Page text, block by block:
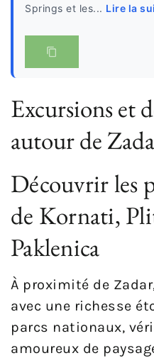
Springs et les... Lire la
Excursions et
autour de
Découvrir les
de Kornati,
Paklenica
À proximité de
avec une richesse
parcs nationaux,
amoureux de